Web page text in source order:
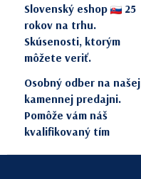
Slovenský eshop
25
rokov na trhu.
Skúsenosti, ktorým
môžete veriť.
Osobný odber na našej
kamennej predajni.
Pomôže vám náš
kvalifikovaný tím